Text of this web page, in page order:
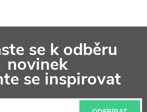
se k odběru
novinek
se inspirovat